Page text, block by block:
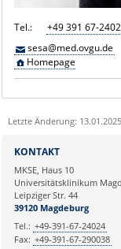
Tel.:
+49 391 67-
sesa@med.ovgu.de
Homepage
Letzte Änderung:
Ihre E-Mailadresse:
Ihr Anliegen:
KONTAKT
MKSE, Haus 10
Universitätsklinikum
Leipziger Str. 44
39120 Magdeburg
Tel.: +49-391-67-24024
Fax: +49-391-67-290038